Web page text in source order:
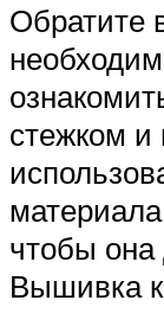
Обратите
стежком и
чтобы
Вышивка